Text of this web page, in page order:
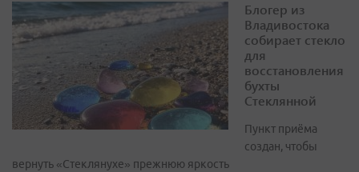
Блогер из
Владивостока
собирает стекло
для
восстановления
бухты
Стеклянной
Пункт приёма
создан, чтобы
вернуть «Стеклянухе» прежнюю яркость